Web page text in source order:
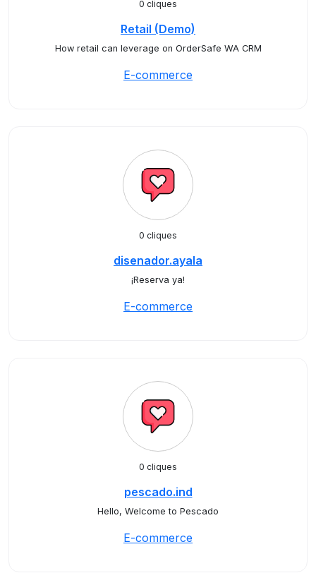
0 cliques
Retail (Demo)
How retail can leverage on OrderSafe WA CRM
E-commerce
0 cliques
disenador.ayala
¡Reserva ya!
E-commerce
0 cliques
pescado.ind
Hello, Welcome to Pescado
E-commerce